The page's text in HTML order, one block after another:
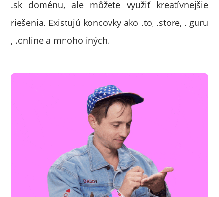
.sk doménu, ale môžete využiť kreatívnejšie
riešenia. Existujú koncovky ako .to, .store, . guru
, .online a mnoho iných.